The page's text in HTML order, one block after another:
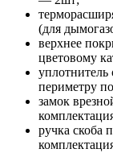
(для
верхнее
цветовому
периметру
замок
ручка скоба